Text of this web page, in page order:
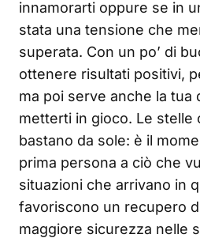
innamorarti oppure se in
stata una tensione che
superata. Con un po’ di
ottenere risultati positivi,
ma poi serve anche la tua
metterti in gioco. Le stelle
bastano da sole: è il
prima persona a ciò che
situazioni che arrivano in
favoriscono un recupero
maggiore sicurezza nelle